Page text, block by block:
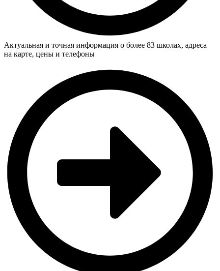
Актуальная и точная информация о более 83 школах, адреса
на карте, цены и телефоны